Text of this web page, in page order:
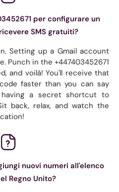
per configurare un
SMS gratuiti?
Setting up a Gmail account
Punch in the +447403452671
and voilà! You'll receive that
faster than you can say
having a secret shortcut to
back, relax, and watch the
nuovi numeri all'elenco
Regno Unito?